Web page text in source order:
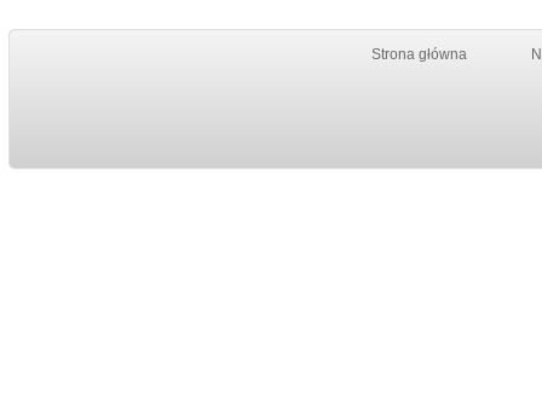
Strona główna